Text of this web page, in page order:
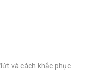
và cách khắc phục